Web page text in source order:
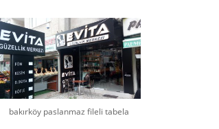
bakırköy paslanmaz fileli tabela